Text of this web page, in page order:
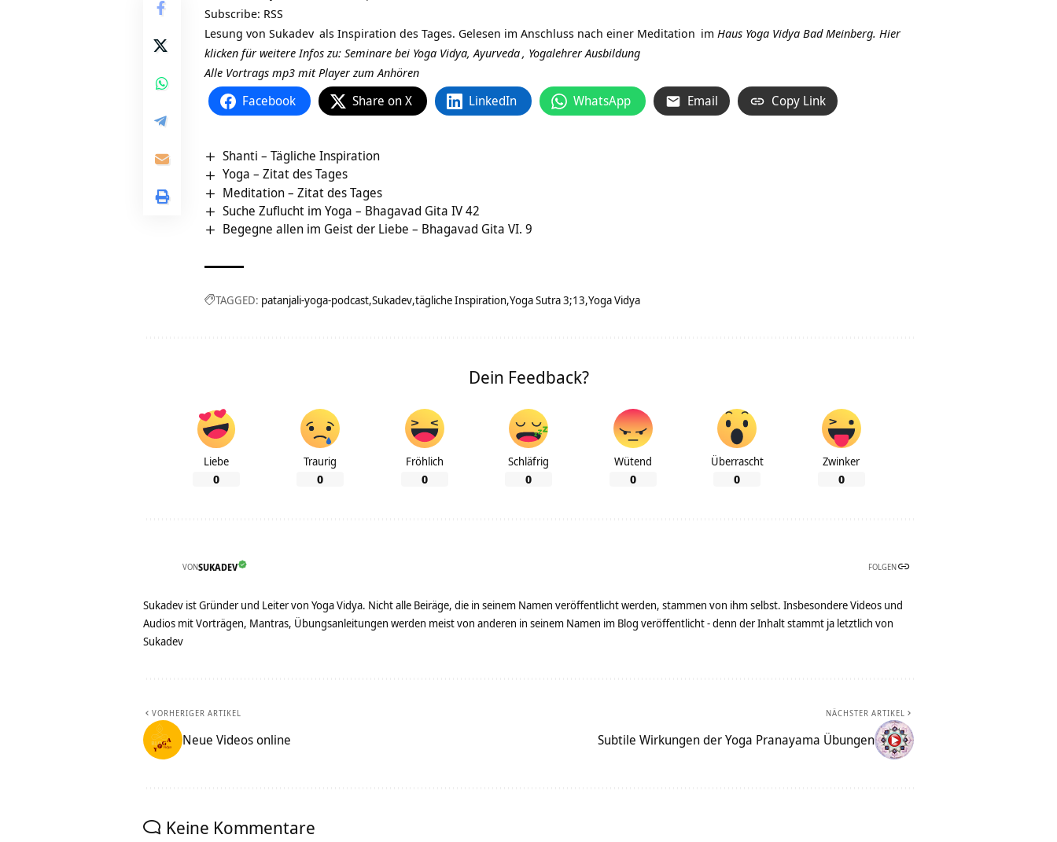
Subscribe: RSS
Lesung von Sukadev als Inspiration des Tages. Gelesen im Anschluss nach einer Meditation im Haus Yoga Vidya Bad Meinberg. Hier
klicken für weitere Infos zu: Seminare bei Yoga Vidya,Ayurveda, Yogalehrer Ausbildung
Alle Vortrags mp3 mit Player zum Anhören
Facebook Share on X LinkedIn WhatsApp Email Copy Link
Shanti – Tägliche Inspiration
Yoga – Zitat des Tages
Meditation – Zitat des Tages
Suche Zuflucht im Yoga – Bhagavad Gita IV 42
Begegne allen im Geist der Liebe – Bhagavad Gita VI. 9
TAGGED: patanjali-yoga-podcast Sukadev tägliche Inspiration Yoga Sutra 3;13 Yoga Vidya
Dein Feedback?
Liebe
0
Traurig
0
Fröhlich
0
Schläfrig
0
Wütend
0
Überrascht
0
Zwinker
0
VONSUKADEV FOLGEN
Sukadev ist Gründer und Leiter von Yoga Vidya. Nicht alle Beiräge, die in seinem Namen veröffentlicht werden, stammen von ihm selbst. Insbesondere Videos und
Audios mit Vorträgen, Mantras, Übungsanleitungen werden meist von anderen in seinem Namen im Blog veröffentlicht - denn der Inhalt stammt ja letztlich von
Sukadev
VORHERIGER ARTIKEL
Neue Videos online
NÄCHSTER ARTIKEL
Subtile Wirkungen der Yoga Pranayama Übungen
Keine Kommentare